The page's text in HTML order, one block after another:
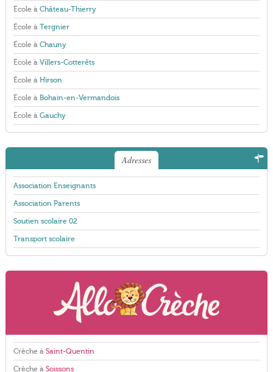
École à Château-Thierry
École à Tergnier
École à Chauny
École à Villers-Cotterêts
École à Hirson
École à Bohain-en-Vermandois
École à Gauchy
Adresses
Association Enseignants
Association Parents
Soutien scolaire 02
Transport scolaire
Crèche à Saint-Quentin
Crèche à Soissons